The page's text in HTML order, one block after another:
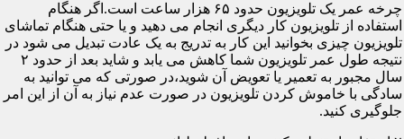
چرخه عمر یک تلویزیون حدود ۶۵ هزار ساعت است.اگر هنگام
استفاده از تلویزیون کار دیگری انجام می دهید و یا حتی هنگام تماشای
تلویزیون چیزی بخوانید این کار به تدریج به یک عادت تبدیل می شود در
نتیجه طول عمر تلویزیون شما کاهش می یابد و شاید بعد از حدود ۲
سال مجبور به تعمیر یا تعویض آن شوید،در صورتی که می توانید به
سادگی با خاموش کردن تلویزیون در صورت عدم نیاز به آن از این امر
جلوگیری کنید.